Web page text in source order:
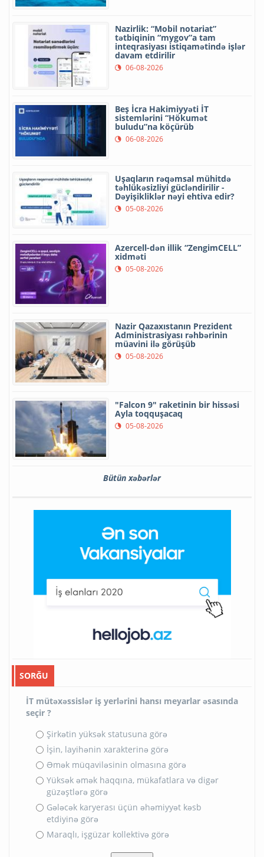
Nazirlik: “Mobil notariat”
tətbiqinin “mygov”a tam
inteqrasiyası istiqamətində işlər
davam etdirilir
06-08-2026
Beş İcra Hakimiyyəti İT
sistemlərini “Hökumət
buludu”na köçürüb
06-08-2026
Uşaqların rəqəmsal mühitdə
təhlükəsizliyi gücləndirilir -
Dəyişikliklər nəyi ehtiva edir?
05-08-2026
Azercell-dən illik “ZengimCELL”
xidməti
05-08-2026
Nazir Qazaxıstanın Prezident
Administrasiyası rəhbərinin
müavini ilə görüşüb
05-08-2026
"Falcon 9" raketinin bir hissəsi
Ayla toqquşacaq
05-08-2026
Bütün xəbərlər
SORĞU
İT mütəxəssislər iş yerlərini hansı meyarlar əsasında
seçir ?
Şirkətin yüksək statusuna görə
İşin, layihənin xarakterinə görə
Əmək müqaviləsinin olmasına görə
Yüksək əmək haqqına, mükafatlara və digər
güzəştlərə görə
Gələcək karyerası üçün əhəmiyyət kəsb
etdiyinə görə
Maraqlı, işgüzar kollektivə görə